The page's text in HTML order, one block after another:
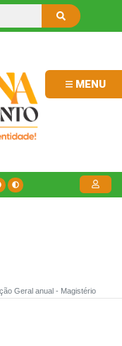
MENU
Geral anual - Magistério